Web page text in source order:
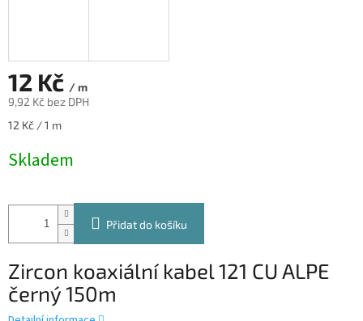
12 Kč / m
9,92 Kč bez DPH
Měrná
12 Kč / 1 m
Skladem
Přidat do košíku
Zircon koaxiální kabel 121 CU ALPE
černý 150m